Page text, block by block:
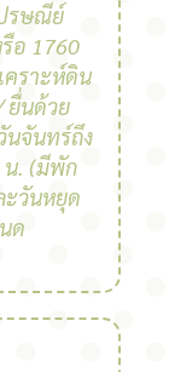
รษณีย์
อ 1760
คราะห์ดิน
ยื่นด้วย
นจันทร์ถึง
น. (มีพัก
ะวันหยุด
ด